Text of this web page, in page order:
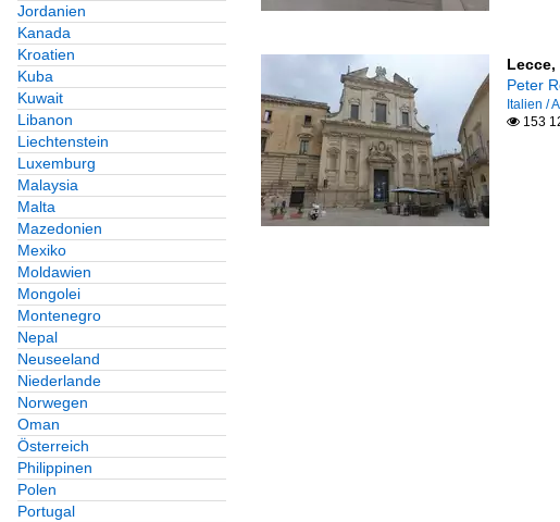
Jordanien
Kanada
Kroatien
Kuba
Kuwait
Libanon
Liechtenstein
Luxemburg
Malaysia
Malta
Mazedonien
Mexiko
Moldawien
Mongolei
Montenegro
Nepal
Neuseeland
Niederlande
Norwegen
Oman
Österreich
Philippinen
Polen
Portugal
Lecce,
Peter
Italien /
153